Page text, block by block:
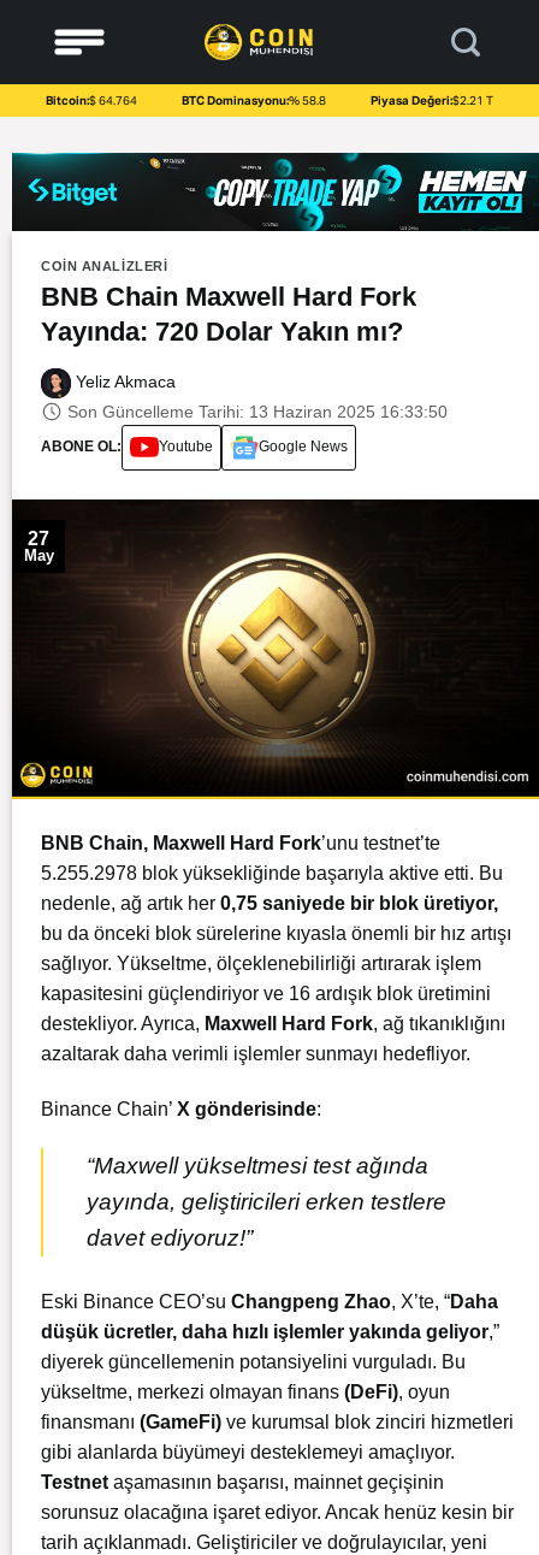
content
Bitcoin:$ 64.764 BTC Dominasyonu:% 58.8 Piyasa Değeri:$2.21 T
COIN ANALIZLERI
BNB Chain Maxwell Hard Fork
Yayında: 720 Dolar Yakın mı?
Yeliz Akmaca
Son Güncelleme Tarihi: 13 Haziran 2025 16:33:50
ABONE OL: Youtube Google News
27
May
BNB Chain, Maxwell Hard Fork’unu testnet’te
5.255.2978 blok yüksekliğinde başarıyla aktive etti. Bu
nedenle, ağ artık her 0,75 saniyede bir blok üretiyor,
bu da önceki blok sürelerine kıyasla önemli bir hız artışı
sağlıyor. Yükseltme, ölçeklenebilirliği artırarak işlem
kapasitesini güçlendiriyor ve 16 ardışık blok üretimini
destekliyor. Ayrıca, Maxwell Hard Fork, ağ tıkanıklığını
azaltarak daha verimli işlemler sunmayı hedefliyor.
Binance Chain’ X gönderisinde:
“Maxwell yükseltmesi test ağında
yayında, geliştiricileri erken testlere
davet ediyoruz!”
Eski Binance CEO’su Changpeng Zhao, X’te, “Daha
düşük ücretler, daha hızlı işlemler yakında geliyor,”
diyerek güncellemenin potansiyelini vurguladı. Bu
yükseltme, merkezi olmayan finans (DeFi), oyun
finansmanı (GameFi) ve kurumsal blok zinciri hizmetleri
gibi alanlarda büyümeyi desteklemeyi amaçlıyor.
Testnet aşamasının başarısı, mainnet geçişinin
sorunsuz olacağına işaret ediyor. Ancak henüz kesin bir
tarih açıklanmadı. Geliştiriciler ve doğrulayıcılar, yeni